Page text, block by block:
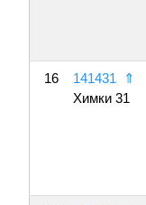
16 141431
⇑
Химки 31